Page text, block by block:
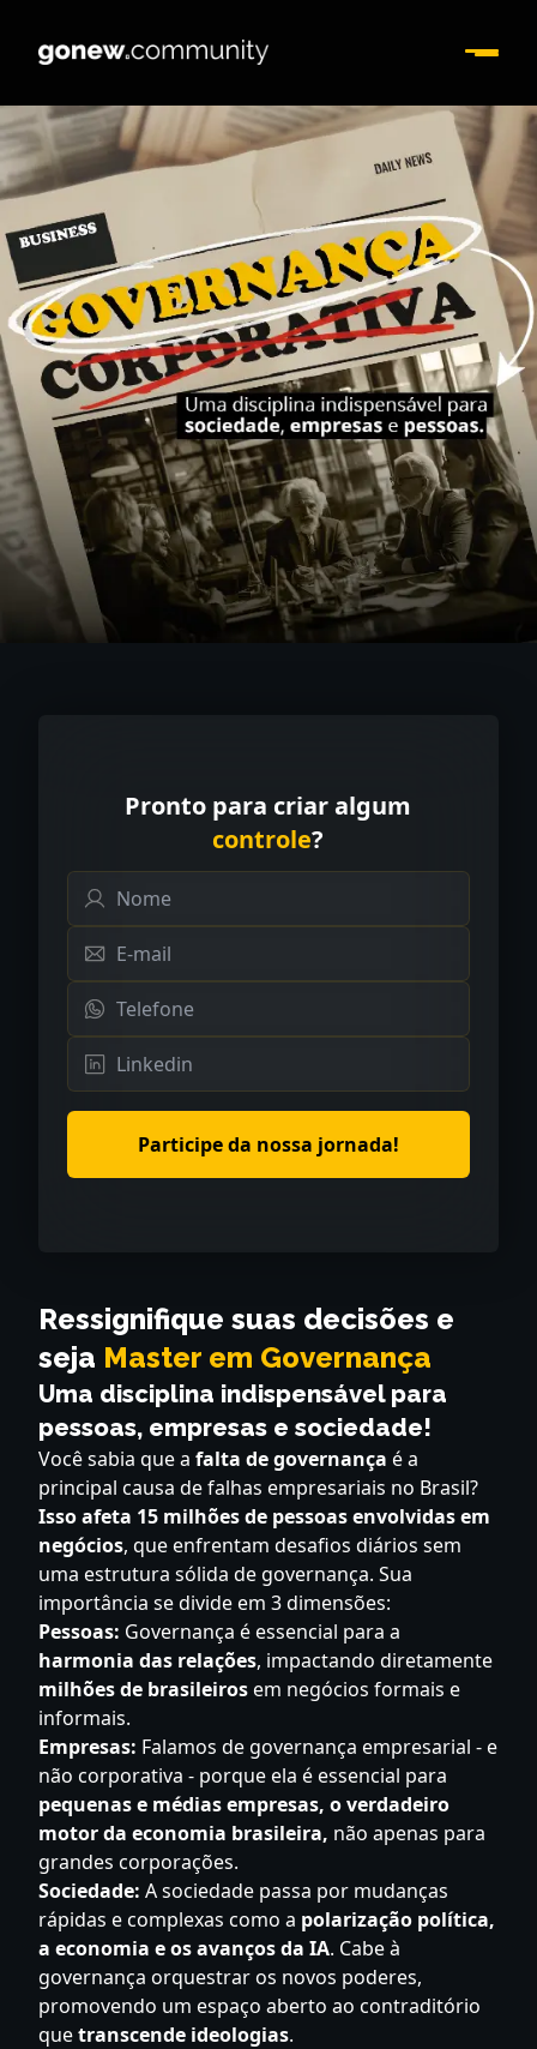
Ressignifique suas decisões e
seja Master em Governança
Uma disciplina indispensável para
pessoas, empresas e sociedade!
Você sabia que a falta de governança é a
principal causa de falhas empresariais no Brasil?
Isso afeta 15 milhões de pessoas envolvidas em
negócios, que enfrentam desafios diários sem
uma estrutura sólida de governança. Sua
importância se divide em 3 dimensões:
Pessoas: Governança é essencial para a
harmonia das relações, impactando diretamente
milhões de brasileirosem negócios formais e
informais.
Empresas: Falamos de governança empresarial - e
não corporativa - porque ela é essencial para
pequenas e médias empresas, o verdadeiro
motor da economia brasileira, não apenas para
grandes corporações.
Sociedade: A sociedade passa por mudanças
rápidas e complexas como a polarização política,
a economia e os avanços da IA. Cabe à
governança orquestrar os novos poderes,
promovendo um espaço aberto ao contraditório
quetranscende ideologias.
Pronto para criar algum
controle?
Participe da nossa jornada!